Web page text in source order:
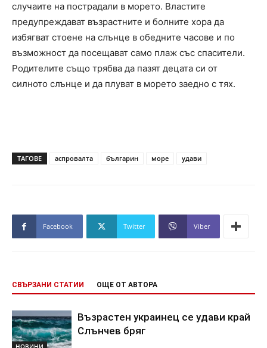
случаите на пострадали в морето. Властите
предупреждават възрастните и болните хора да
избягват стоене на слънце в обедните часове и по
възможност да посещават само плаж със спасители.
Родителите също трябва да пазят децата си от
силното слънце и да плуват в морето заедно с тях.
ТАГОВЕ аспровалта българин море удави
Facebook Twitter Viber
СВЪРЗАНИ СТАТИИ ОЩЕ ОТ АВТОРА
НОВИНИ
Възрастен украинец се удави край
Слънчев бряг